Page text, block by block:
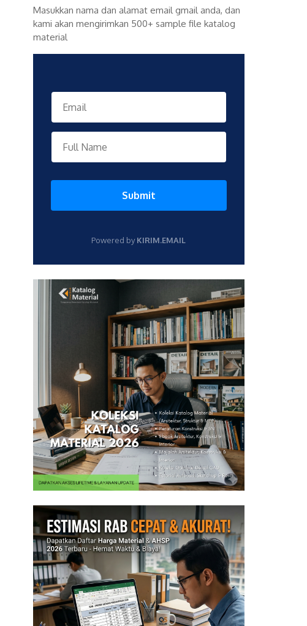
Masukkan nama dan alamat email gmail anda, dan
kami akan mengirimkan 500+ sample file katalog
material
Submit
Powered byKIRIM.EMAIL